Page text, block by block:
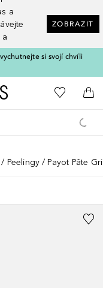
a
a
ZOBRAZIT
si svojí chvíli
Domů K mému
Do
Peelingy Payot Pâte